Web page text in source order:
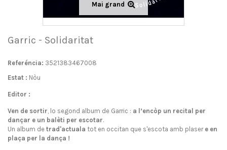
Mai grand
Garric - Solidaritat
Referéncia: 3521383467008
Estat : Nòu
Editor :
Ven de sortir, lo segond album de Garric : a l’encòp un recital per
dançar e un balèti per escotar.
Un album de trad'actuala tot en occitan que s'escota amb plaser e en
plaça per la dança !